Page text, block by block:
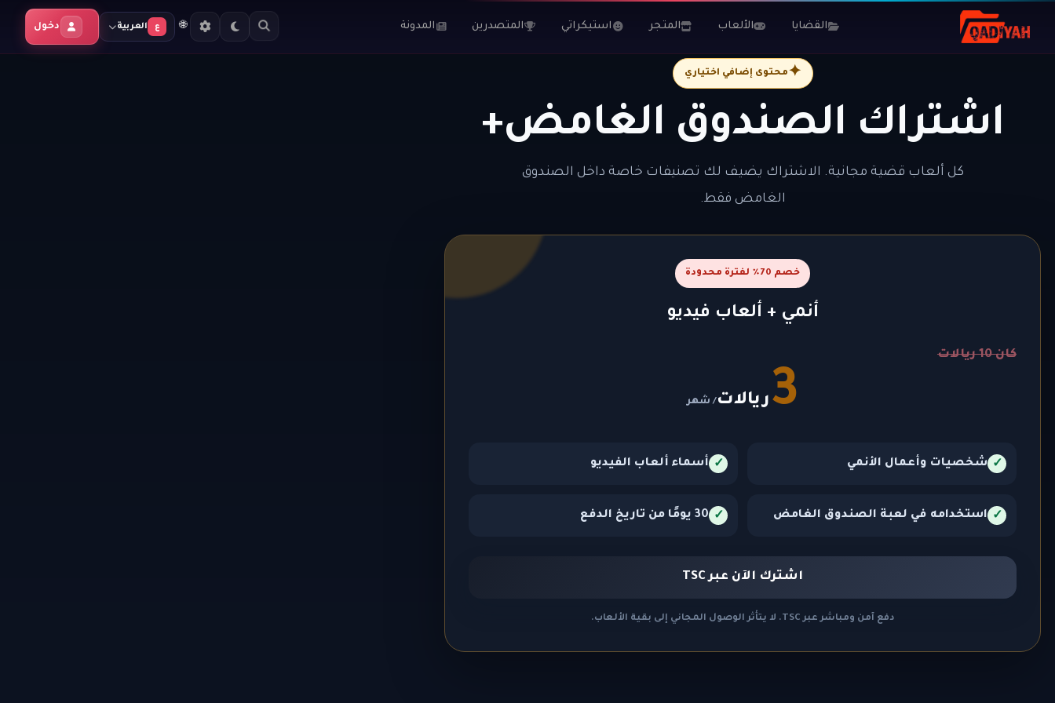
القضايا الألعاب المتجر استيكراتي المتصدرين المدونة 🌐 ع العربية دخول
✦محتوى إضافي اختياري
اشتراك الصندوق الغامض+
كل ألعاب قضية مجانية. الاشتراك يضيف لك تصنيفات خاصة داخل الصندوق
الغامض فقط.
خصم 70٪ لفترة محدودة
أنمي + ألعاب فيديو
كان 10 ريالات
3 ريالات/ شهر
✓ شخصيات وأعمال الأنمي ✓ أسماء ألعاب الفيديو
✓ استخدامه في لعبة الصندوق الغامض ✓ 30 يومًا من تاريخ الدفع
اشترك الآن عبر TSC
دفع آمن ومباشر عبر TSC. لا يتأثر الوصول المجاني إلى بقية الألعاب.